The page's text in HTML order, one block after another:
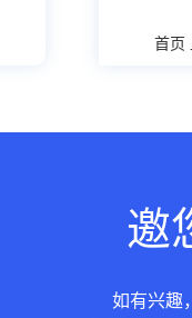
首页
邀
如有兴趣